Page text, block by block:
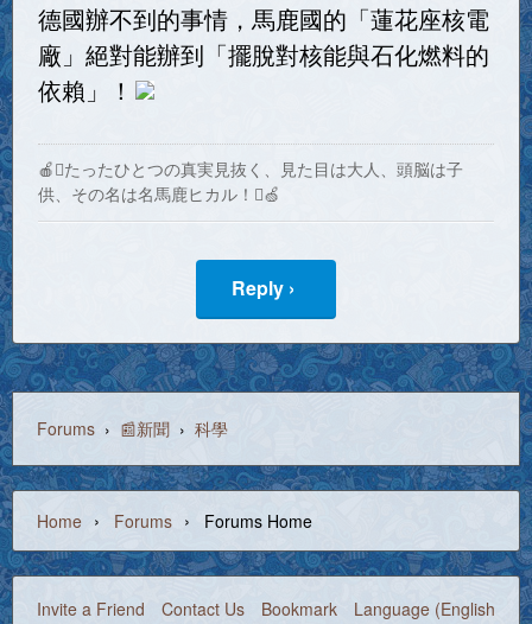
德國辦不到的事情，馬鹿國的「蓮花座核電
廠」絕對能辦到「擺脫對核能與石化燃料的
依賴」！
🍎たったひとつの真実見抜く、見た目は大人、頭脳は子
供、その名は名馬鹿ヒカル！🍏
Reply ›
Forums › 📰新聞 › 科學
Home › Forums › Forums Home
Invite a Friend Contact Us Bookmark Language (English)